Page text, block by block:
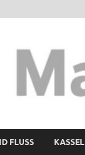
FLUSS KASSEL